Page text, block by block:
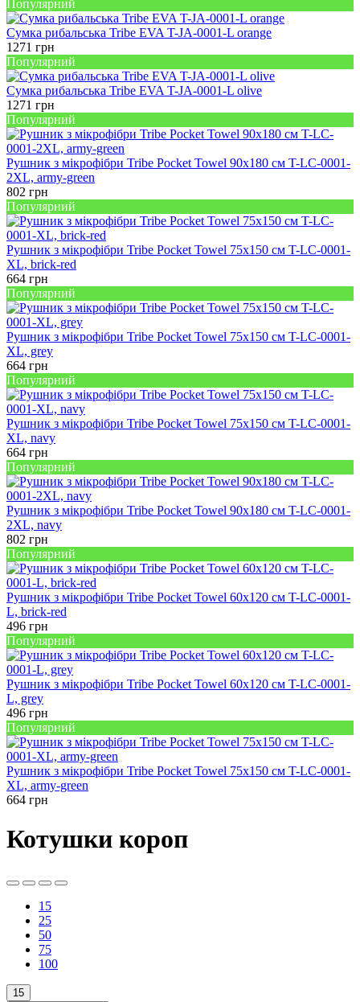
Популярний
Сумка рибальська Tribe EVA T-JA-0001-L orange
1271 грн
Популярний
Сумка рибальська Tribe EVA T-JA-0001-L olive
1271 грн
Популярний
Рушник з мікрофібри Tribe Pocket Towel 90х180 см T-LC-0001-
2XL, army-green
802 грн
Популярний
Рушник з мікрофібри Tribe Pocket Towel 75х150 см T-LC-0001-
XL, brick-red
664 грн
Популярний
Рушник з мікрофібри Tribe Pocket Towel 75х150 см T-LC-0001-
XL, grey
664 грн
Популярний
Рушник з мікрофібри Tribe Pocket Towel 75х150 см T-LC-0001-
XL, navy
664 грн
Популярний
Рушник з мікрофібри Tribe Pocket Towel 90х180 см T-LC-0001-
2XL, navy
802 грн
Популярний
Рушник з мікрофібри Tribe Pocket Towel 60х120 см T-LC-0001-
L, brick-red
496 грн
Популярний
Рушник з мікрофібри Tribe Pocket Towel 60х120 см T-LC-0001-
L, grey
496 грн
Популярний
Рушник з мікрофібри Tribe Pocket Towel 75х150 см T-LC-0001-
XL, army-green
664 грн
Котушки короп
15
25
50
75
100
15